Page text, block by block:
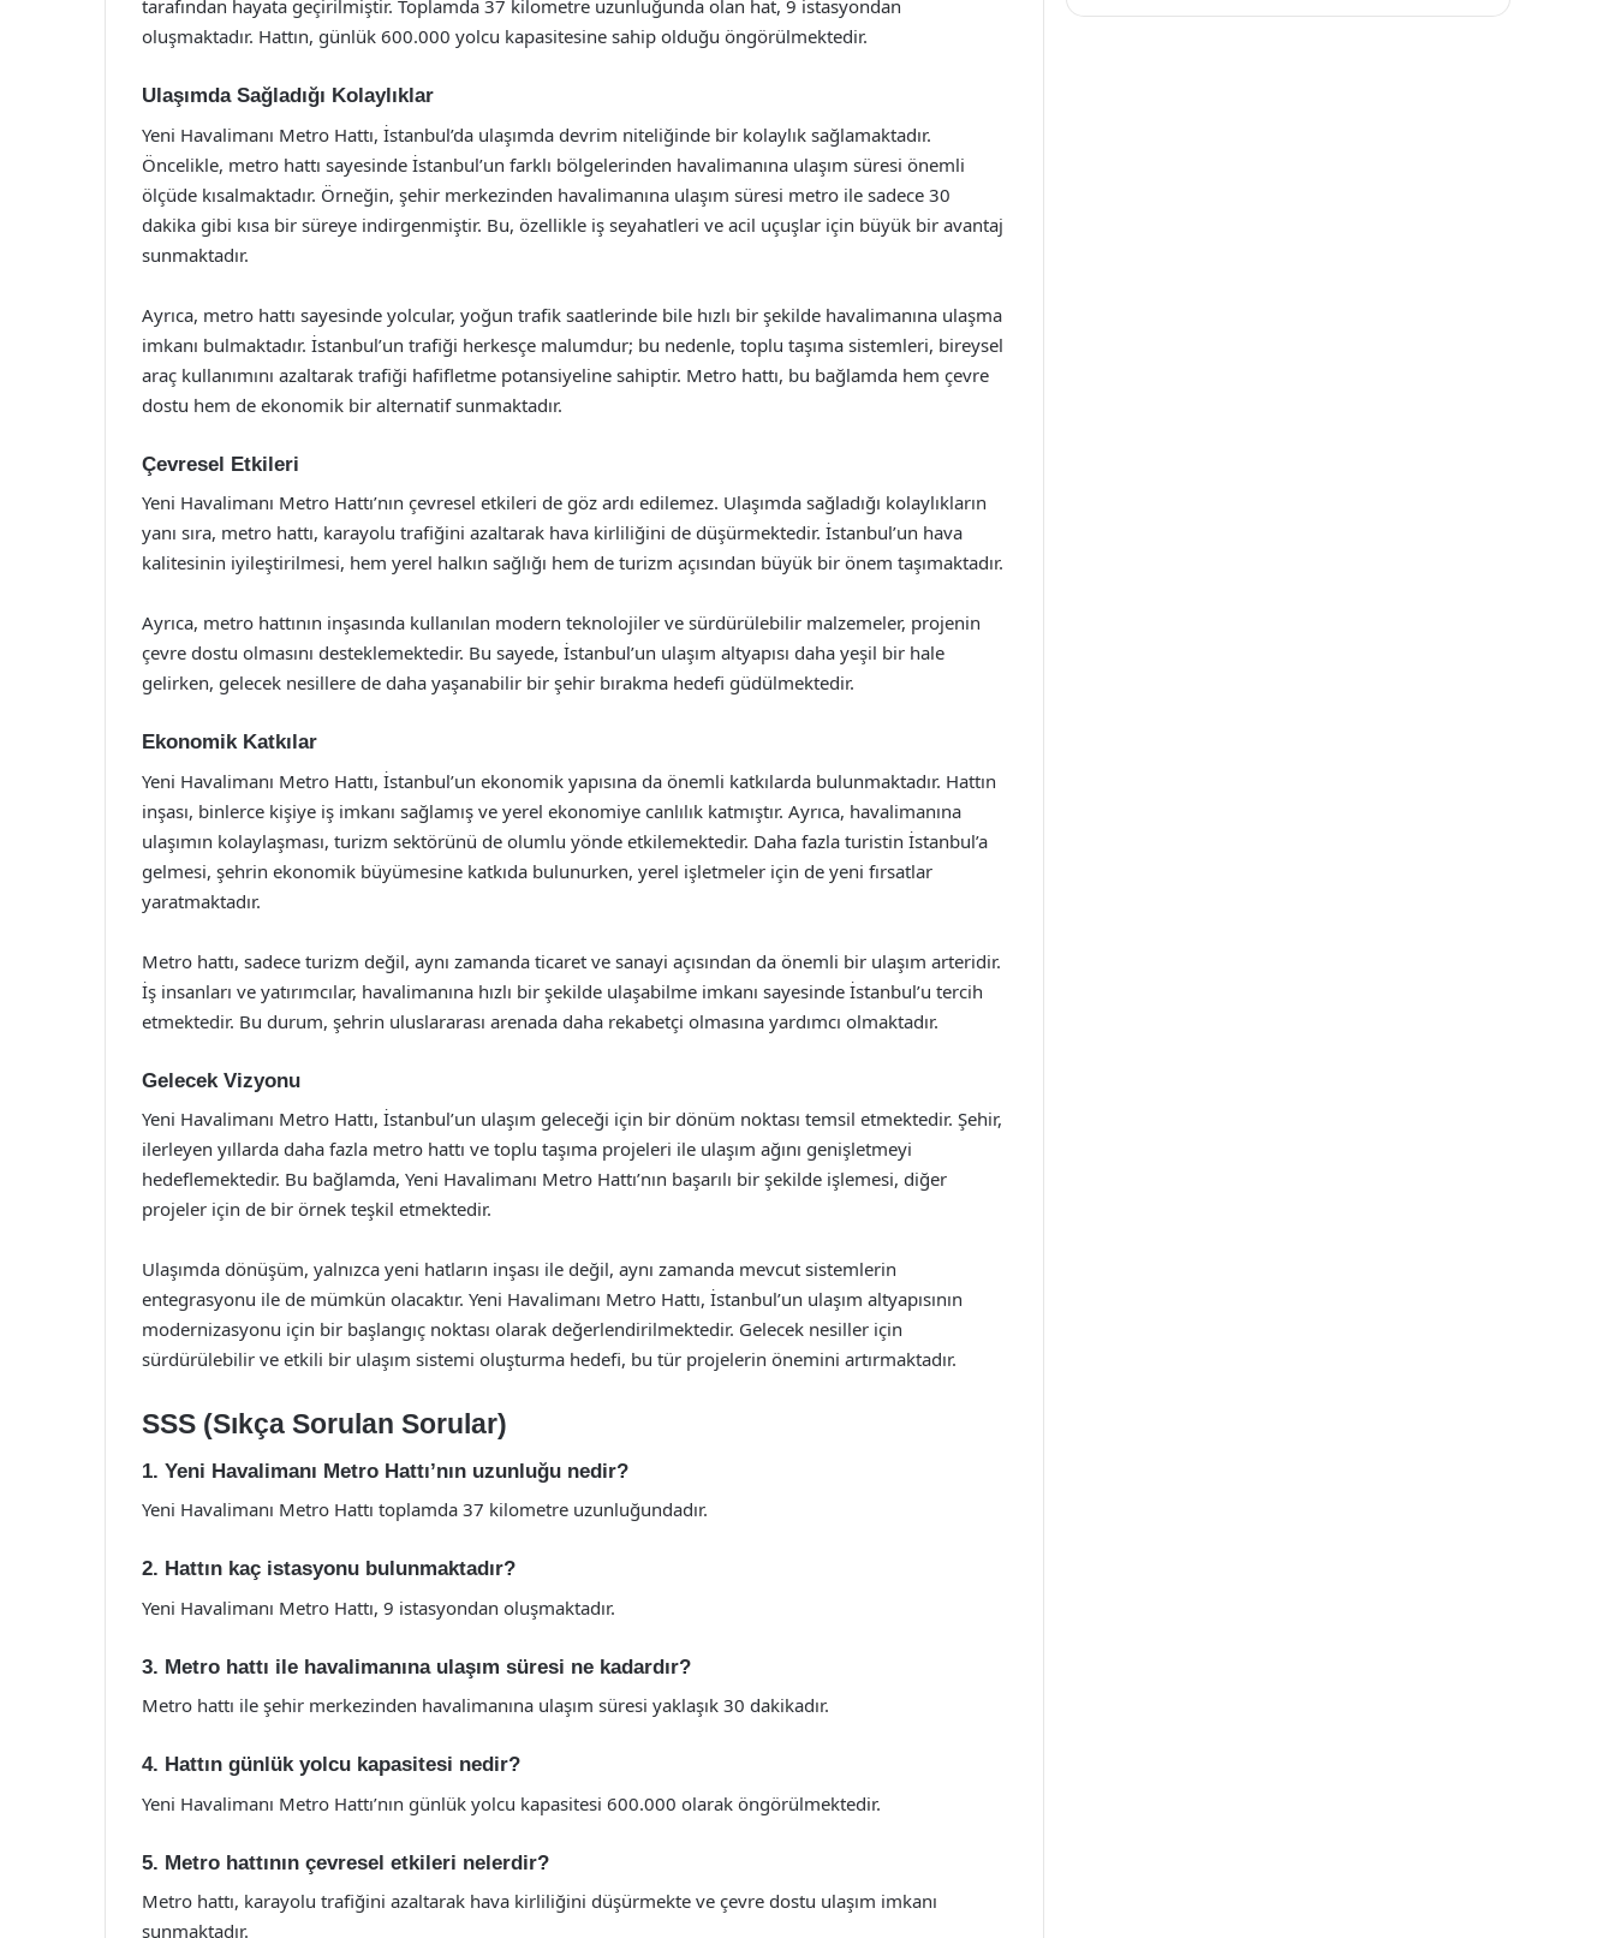
tarafından hayata geçirilmiştir. Toplamda 37 kilometre uzunluğunda olan hat, 9 istasyondan
oluşmaktadır. Hattın, günlük 600.000 yolcu kapasitesine sahip olduğu öngörülmektedir.
Ulaşımda Sağladığı Kolaylıklar
Yeni Havalimanı Metro Hattı, İstanbul’da ulaşımda devrim niteliğinde bir kolaylık sağlamaktadır.
Öncelikle, metro hattı sayesinde İstanbul’un farklı bölgelerinden havalimanına ulaşım süresi önemli
ölçüde kısalmaktadır. Örneğin, şehir merkezinden havalimanına ulaşım süresi metro ile sadece 30
dakika gibi kısa bir süreye indirgenmiştir. Bu, özellikle iş seyahatleri ve acil uçuşlar için büyük bir avantaj
sunmaktadır.
Ayrıca, metro hattı sayesinde yolcular, yoğun trafik saatlerinde bile hızlı bir şekilde havalimanına ulaşma
imkanı bulmaktadır. İstanbul’un trafiği herkesçe malumdur; bu nedenle, toplu taşıma sistemleri, bireysel
araç kullanımını azaltarak trafiği hafifletme potansiyeline sahiptir. Metro hattı, bu bağlamda hem çevre
dostu hem de ekonomik bir alternatif sunmaktadır.
Çevresel Etkileri
Yeni Havalimanı Metro Hattı’nın çevresel etkileri de göz ardı edilemez. Ulaşımda sağladığı kolaylıkların
yanı sıra, metro hattı, karayolu trafiğini azaltarak hava kirliliğini de düşürmektedir. İstanbul’un hava
kalitesinin iyileştirilmesi, hem yerel halkın sağlığı hem de turizm açısından büyük bir önem taşımaktadır.
Ayrıca, metro hattının inşasında kullanılan modern teknolojiler ve sürdürülebilir malzemeler, projenin
çevre dostu olmasını desteklemektedir. Bu sayede, İstanbul’un ulaşım altyapısı daha yeşil bir hale
gelirken, gelecek nesillere de daha yaşanabilir bir şehir bırakma hedefi güdülmektedir.
Ekonomik Katkılar
Yeni Havalimanı Metro Hattı, İstanbul’un ekonomik yapısına da önemli katkılarda bulunmaktadır. Hattın
inşası, binlerce kişiye iş imkanı sağlamış ve yerel ekonomiye canlılık katmıştır. Ayrıca, havalimanına
ulaşımın kolaylaşması, turizm sektörünü de olumlu yönde etkilemektedir. Daha fazla turistin İstanbul’a
gelmesi, şehrin ekonomik büyümesine katkıda bulunurken, yerel işletmeler için de yeni fırsatlar
yaratmaktadır.
Metro hattı, sadece turizm değil, aynı zamanda ticaret ve sanayi açısından da önemli bir ulaşım arteridir.
İş insanları ve yatırımcılar, havalimanına hızlı bir şekilde ulaşabilme imkanı sayesinde İstanbul’u tercih
etmektedir. Bu durum, şehrin uluslararası arenada daha rekabetçi olmasına yardımcı olmaktadır.
Gelecek Vizyonu
Yeni Havalimanı Metro Hattı, İstanbul’un ulaşım geleceği için bir dönüm noktası temsil etmektedir. Şehir,
ilerleyen yıllarda daha fazla metro hattı ve toplu taşıma projeleri ile ulaşım ağını genişletmeyi
hedeflemektedir. Bu bağlamda, Yeni Havalimanı Metro Hattı’nın başarılı bir şekilde işlemesi, diğer
projeler için de bir örnek teşkil etmektedir.
Ulaşımda dönüşüm, yalnızca yeni hatların inşası ile değil, aynı zamanda mevcut sistemlerin
entegrasyonu ile de mümkün olacaktır. Yeni Havalimanı Metro Hattı, İstanbul’un ulaşım altyapısının
modernizasyonu için bir başlangıç noktası olarak değerlendirilmektedir. Gelecek nesiller için
sürdürülebilir ve etkili bir ulaşım sistemi oluşturma hedefi, bu tür projelerin önemini artırmaktadır.
SSS (Sıkça Sorulan Sorular)
1. Yeni Havalimanı Metro Hattı’nın uzunluğu nedir?
Yeni Havalimanı Metro Hattı toplamda 37 kilometre uzunluğundadır.
2. Hattın kaç istasyonu bulunmaktadır?
Yeni Havalimanı Metro Hattı, 9 istasyondan oluşmaktadır.
3. Metro hattı ile havalimanına ulaşım süresi ne kadardır?
Metro hattı ile şehir merkezinden havalimanına ulaşım süresi yaklaşık 30 dakikadır.
4. Hattın günlük yolcu kapasitesi nedir?
Yeni Havalimanı Metro Hattı’nın günlük yolcu kapasitesi 600.000 olarak öngörülmektedir.
5. Metro hattının çevresel etkileri nelerdir?
Metro hattı, karayolu trafiğini azaltarak hava kirliliğini düşürmekte ve çevre dostu ulaşım imkanı
sunmaktadır.